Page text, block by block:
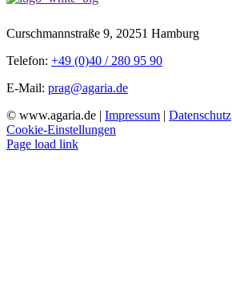
Curschmannstraße 9, 20251 Hamburg
Telefon: +49 (0)40 / 280 95 90
E-Mail: prag@agaria.de
© www.agaria.de | Impressum | Datenschutz
Cookie-Einstellungen
Page load link